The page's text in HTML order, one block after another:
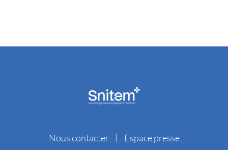
Nous contacter Espace presse